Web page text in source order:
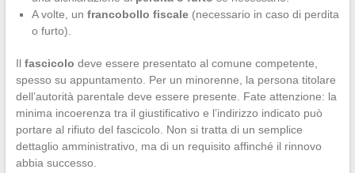
A volte, un francobollo fiscale(necessario in caso di perdita
o furto).
Il fascicolo deve essere presentato al comune competente,
spesso su appuntamento. Per un minorenne, la persona titolare
dell’autorità parentale deve essere presente. Fate attenzione: la
minima incoerenza tra il giustificativo e l’indirizzo indicato può
portare al rifiuto del fascicolo. Non si tratta di un semplice
dettaglio amministrativo, ma di un requisito affinché il rinnovo
abbia successo.